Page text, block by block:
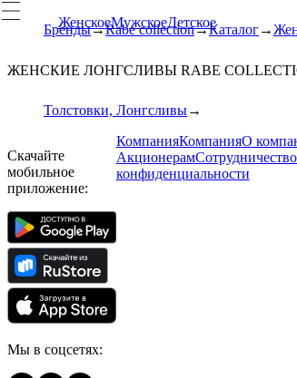
ЖенскоеМужскоеДетское
Бренды Rabe collection Каталог
ЖЕНСКИЕ ЛОНГСЛИВЫ RABE
Толстовки, Лонгсливы
Скачайте
мобильное
приложение:
Мы в соцсетях:
КомпанияКомпанияО
Акционерам
конфиденциальности